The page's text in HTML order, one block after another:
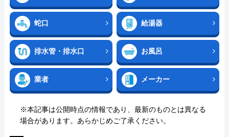
蛇口 給湯器
排水管・排水口 お風呂
業者 メーカー
※本記事は公開時点の情報であり、最新のものとは異なる
場合があります。あらかじめご了承ください。